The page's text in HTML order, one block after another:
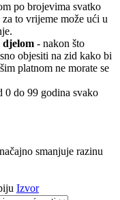
po brojevima svatko
to vrijeme može ući u
djelom - nakon što
objesiti na zid kako bi
platnom ne morate se
0 do 99 godina svako
smanjuje razinu
Izvor